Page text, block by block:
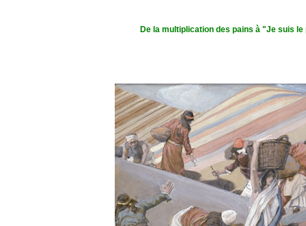
De la multiplication des pains à "Je suis le